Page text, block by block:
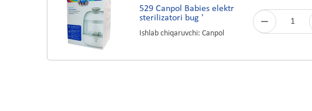
529 Canpol Babies elektr
sterilizatori bug '
Ishlab chiqaruvchi: Canpol
1